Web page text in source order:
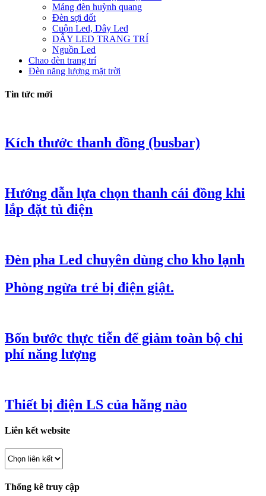
Máng đèn huỳnh quang
Đèn sợi đốt
Cuộn Led, Dây Led
DÂY LED TRANG TRÍ
Nguồn Led
Chao đèn trang trí
Đèn năng lượng mặt trời
Tin tức mới
Kích thước thanh đồng (busbar)
Hướng dẫn lựa chọn thanh cái đồng khi
lắp đặt tủ điện
Đèn pha Led chuyên dùng cho kho lạnh
Phòng ngừa trẻ bị điện giật.
Bốn bước thực tiễn để giảm toàn bộ chi
phí năng lượng
Thiết bị điện LS của hãng nào
Liên kết website
Thống kê truy cập